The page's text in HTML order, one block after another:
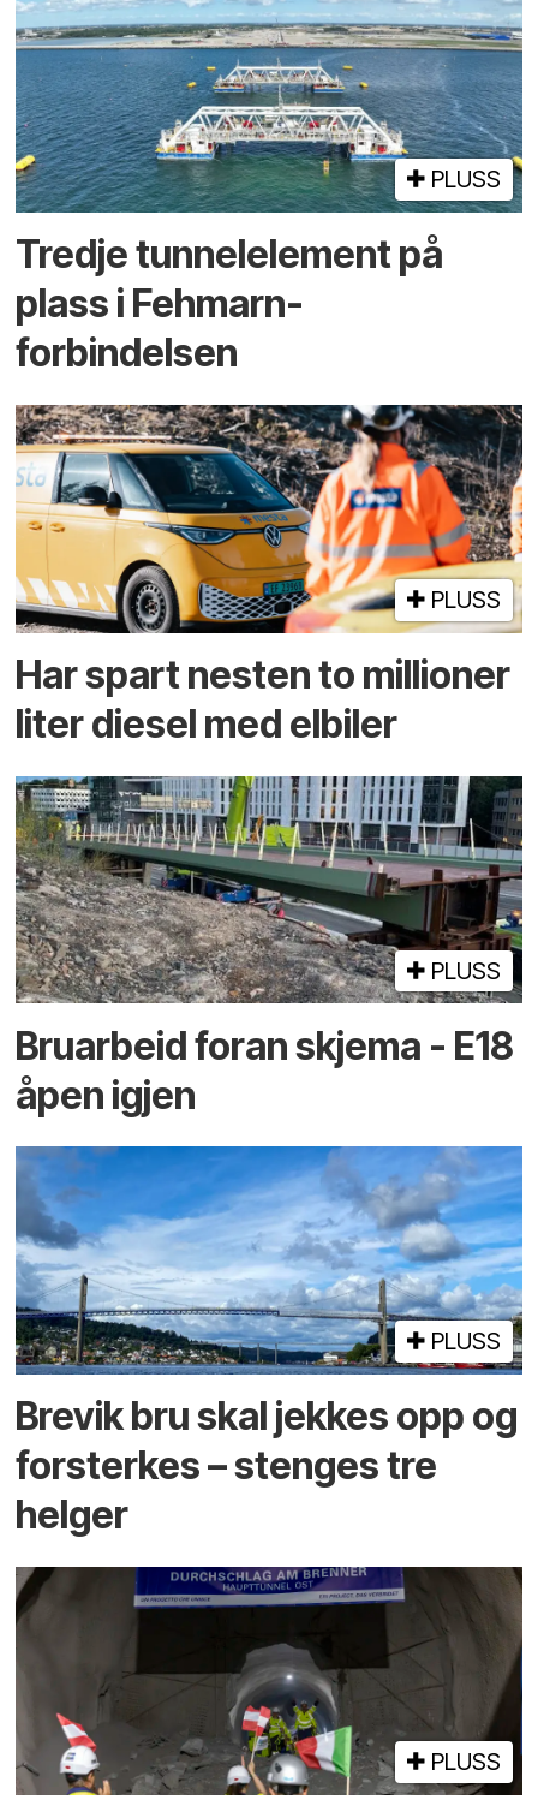
PLUSS
Tredje tunnel­element på
plass i Fehmarn-
forbindelsen
PLUSS
Har spart nesten to millioner
liter diesel med elbiler
PLUSS
Bruarbeid foran skjema - E18
åpen igjen
PLUSS
Brevik bru skal jekkes opp og
forsterkes – stenges tre
helger
PLUSS